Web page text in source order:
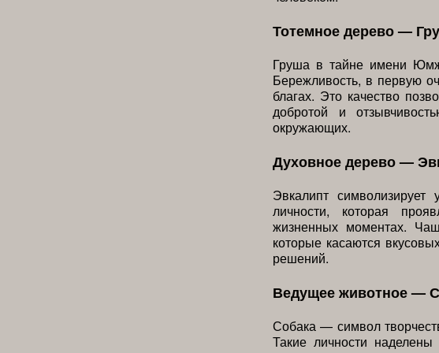
Тотемное дерево —
Груша в тайне имени
Бережливость, в первую
благах. Это качество
добротой и
окружающих.
Духовное дерево —
Эвкалипт символизирует
личности, которая
жизненных моментах.
которые касаются
решений.
Ведущее животное —
Собака — символ
Такие личности